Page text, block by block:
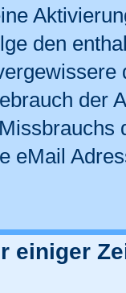
den
der
eMail
einiger